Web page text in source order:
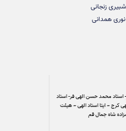
زنجانی
همدانی
استاد محمد حسن الهی فر- استاد
کرج – ایتا استاد الهی – هیئت
شاه جمال قم